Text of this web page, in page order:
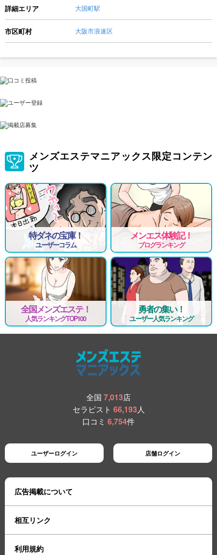
詳細エリア 大国町駅
市区町村 大阪市浪速区
メンズエステマニアックス限定コンテン
ツ
特ダネの宝庫！
ユーザーコラム
メンエス体験記！
ブログランキング
全国メンズエステ！
人気ランキングTOP100
勇者の集い！
ユーザー人気ランキング
全国 7,013店
セラピスト 66,193人
口コミ 6,754件
ユーザーログイン 店舗ログイン
広告掲載について
相互リンク
利用規約